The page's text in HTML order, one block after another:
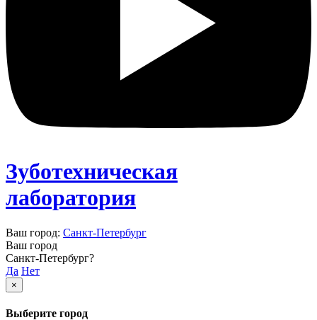
Зуботехническая
лаборатория
Ваш город: Санкт-Петербург
Ваш город
Санкт-Петербург?
Да Нет
×
Выберите город